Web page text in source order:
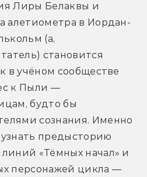
Лиры Белаквы и
алетиометра в Иордан-
(а,
становится
в учёном сообществе
к Пыли —
будто бы
сознания. Именно
предысторию
«Тёмных начал» и
персонажей цикла —